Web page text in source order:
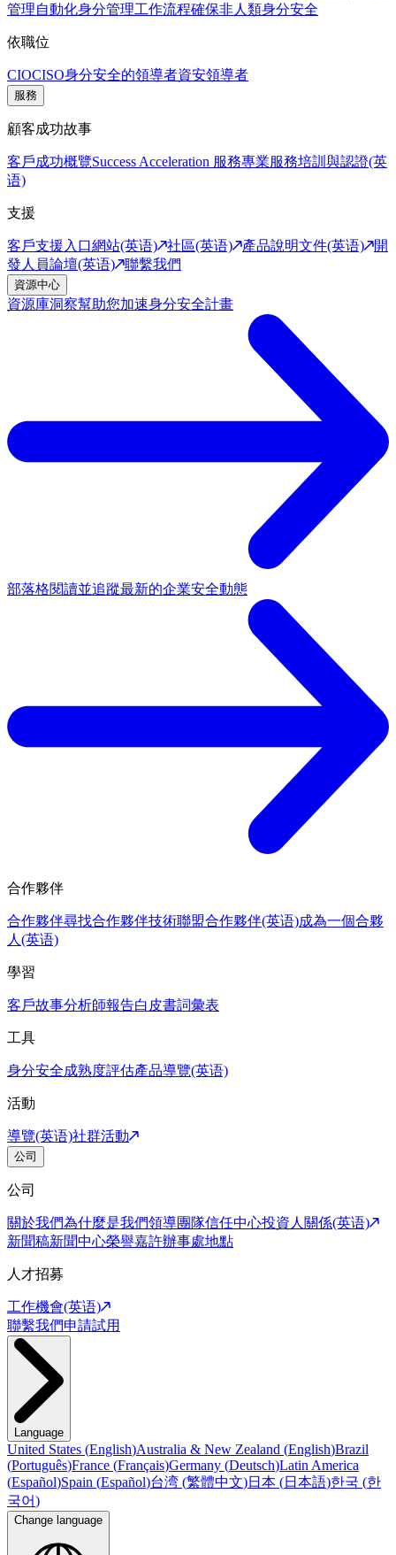
管理自動化身分管理工作流程確保非人類身分安全
依職位
CIOCISO身分安全的領導者資安領導者
服務
顧客成功故事
客戶成功概覽Success Acceleration 服務專業服務培訓與認證(英
语)
支援
客戶支援入口網站(英语) 社區(英语) 產品說明文件(英语)
開
發人員論壇(英语)
聯繫我們
資源中心
資源庫洞察幫助您加速身分安全計畫
部落格閱讀並追蹤最新的企業安全動態
合作夥伴
合作夥伴尋找合作夥伴技術聯盟合作夥伴(英语)成為一個合夥
人(英语)
學習
客戶故事分析師報告白皮書詞彙表
工具
身分安全成熟度評估產品導覽(英语)
活動
導覽(英语)社群活動
公司
公司
關於我們為什麼是我們領導團隊信任中心投資人關係(英语)
新聞稿新聞中心榮譽嘉許辦事處地點
人才招募
工作機會(英语)
聯繫我們申請試用
Language
United States (English)Australia & New Zealand (English)Brazil
(Português)France (Français)Germany (Deutsch)Latin America
(Español)Spain (Español)台湾 (繁體中文)日本 (日本語)한국 (한
국어)
Change language